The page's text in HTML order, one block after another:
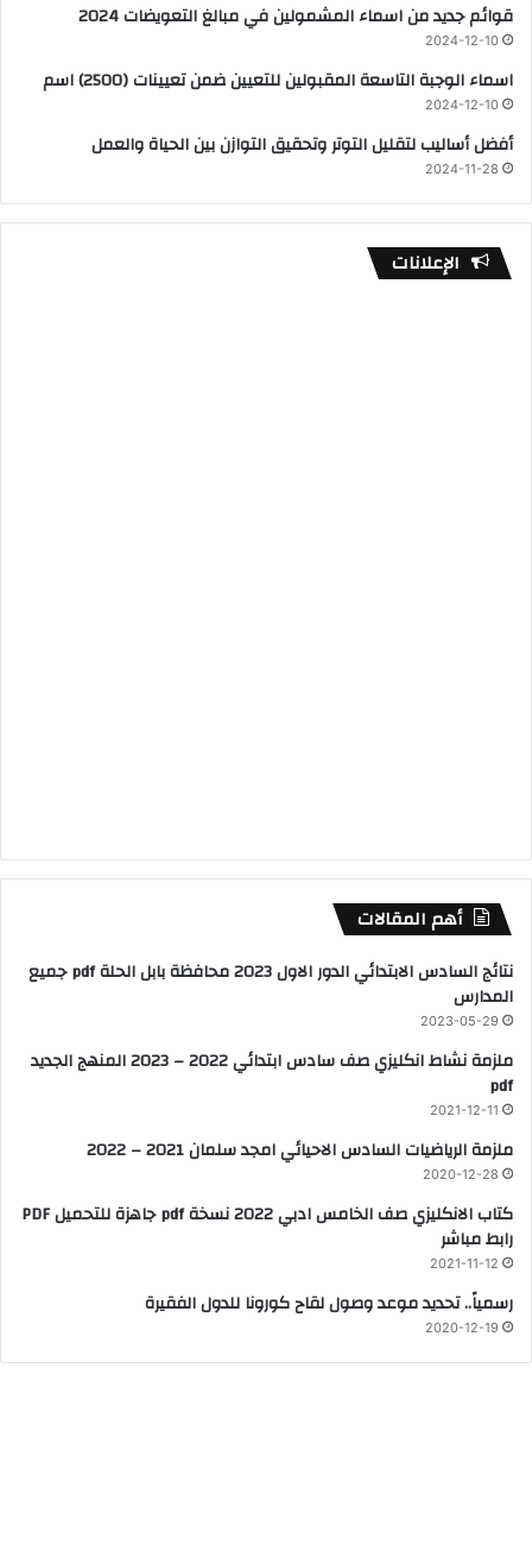
قوائم جديد من اسماء المشمولين في مبالغ التعويضات 2024
2024-12-10
اسماء الوجبة التاسعة المقبولين للتعيين ضمن تعيينات (2500) اسم
2024-12-10
أفضل أساليب لتقليل التوتر وتحقيق التوازن بين الحياة والعمل
2024-11-28
الإعلانات
أهم المقالات
نتائج السادس الابتدائي الدور الاول 2023 محافظة بابل الحلة pdf جميع
المدارس
2023-05-29
ملزمة نشاط انكليزي صف سادس ابتدائي 2022 – 2023 المنهج الجديد
pdf
2021-12-11
ملزمة الرياضيات السادس الاحيائي امجد سلمان 2021 – 2022
2020-12-28
كتاب الانكليزي صف الخامس ادبي 2022 نسخة pdf جاهزة للتحميل PDF
رابط مباشر
2021-11-12
رسمياً.. تحديد موعد وصول لقاح كورونا للدول الفقيرة
2020-12-19